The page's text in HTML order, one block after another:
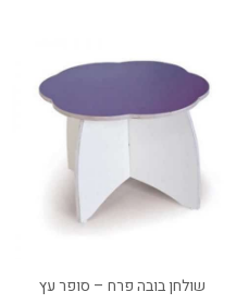
שולחן בובה פרח – סופר עץ